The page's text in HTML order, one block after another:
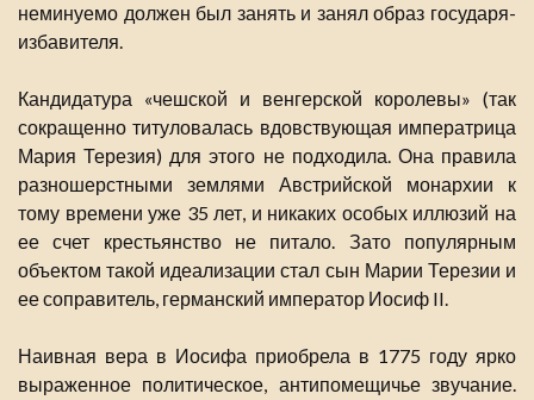
неминуемо должен был занять и занял образ государя-
избавителя.
Кандидатура «чешской и венгерской королевы» (так
сокращенно титуловалась вдовствующая императрица
Мария Терезия) для этого не подходила. Она правила
разношерстными землями Австрийской монархии к
тому времени уже 35 лет, и никаких особых иллюзий на
ее счет крестьянство не питало. Зато популярным
объектом такой идеализации стал сын Марии Терезии и
ее соправитель, германский император Иосиф II.
Наивная вера в Иосифа приобрела в 1775 году ярко
выраженное политическое, антипомещичье звучание.